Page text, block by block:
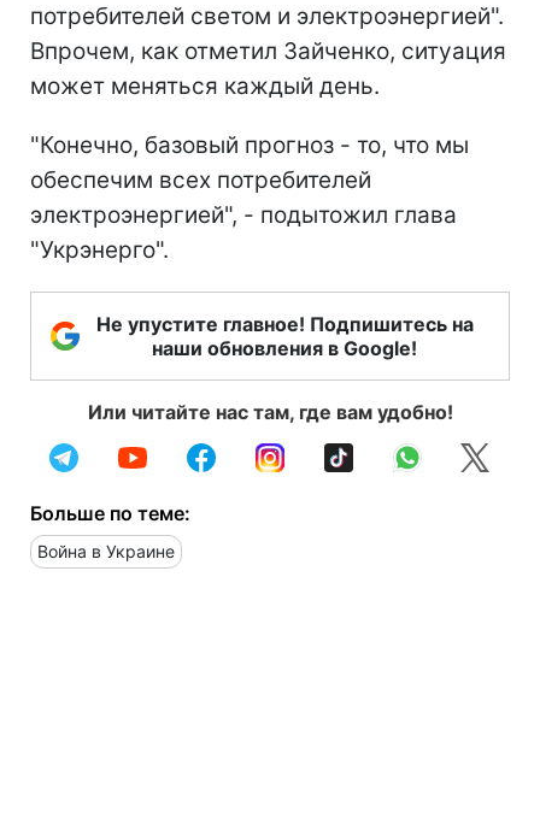
потребителей светом и электроэнергией".
Впрочем, как отметил Зайченко, ситуация
может меняться каждый день.
"Конечно, базовый прогноз - то, что мы
обеспечим всех потребителей
электроэнергией", - подытожил глава
"Укрэнерго".
Не упустите главное! Подпишитесь на
наши обновления в Google!
Или читайте нас там, где вам удобно!
Больше по теме:
Война в Украине